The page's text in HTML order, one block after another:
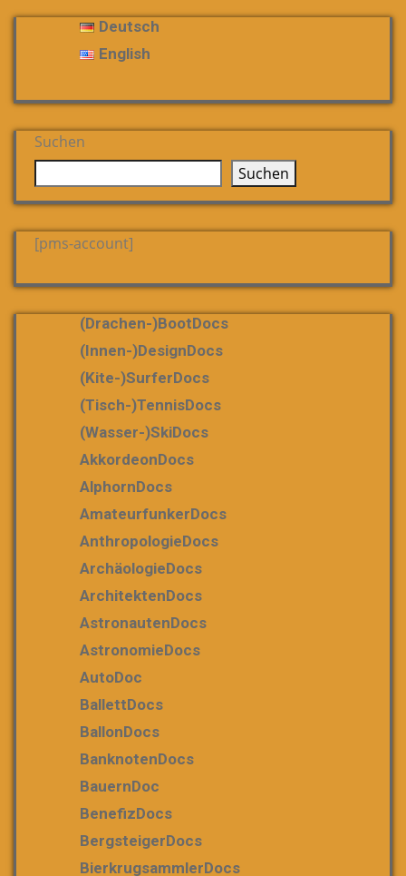
Deutsch
English
Suchen
Suchen
[pms-account]
(Drachen-)bootDocs
(Innen-)DesignDocs
(Kite-)SurferDocs
(Tisch-)TennisDocs
(Wasser-)SkiDocs
AkkordeonDocs
AlphornDocs
AmateurfunkerDocs
AnthropologieDocs
ArchäologieDocs
ArchitektenDocs
AstronautenDocs
AstronomieDocs
AutoDoc
BallettDocs
BallonDocs
BanknotenDocs
BauernDoc
BenefizDocs
BergsteigerDocs
BierkrugsammlerDocs